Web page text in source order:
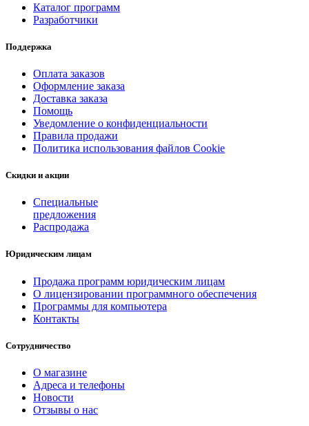
Каталог программ
Разработчики
Поддержка
Оплата заказов
Оформление заказа
Доставка заказа
Помощь
Уведомление о конфиденциальности
Правила продажи
Политика использования файлов Cookie
Скидки и акции
Специальные
предложения
Распродажа
Юридическим лицам
Продажа программ юридическим лицам
О лицензировании программного обеспечения
Программы для компьютера
Контакты
Сотрудничество
О магазине
Адреса и телефоны
Новости
Отзывы о нас